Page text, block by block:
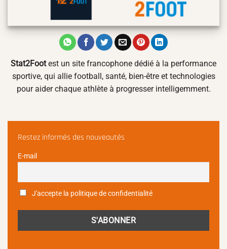
Stat2Footest un site francophone dédié à la performance
sportive, qui allie football, santé, bien-être et technologies
pour aider chaque athlète à progresser intelligemment.
Restez informés des nouveautés
E-mail
J'accepte la politique de confidentialité